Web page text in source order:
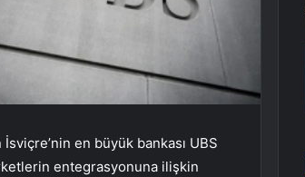
en büyük bankası UBS
entegrasyonuna ilişkin